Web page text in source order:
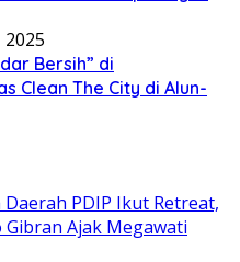
2025
Bersih” di
Clean The City di Alun-